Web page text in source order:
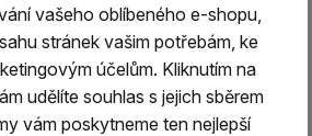
vašeho oblíbeného e-shopu,
stránek vašim potřebám, ke
účelům. Kliknutím na
udělíte souhlas s jejich sběrem
vám poskytneme ten nejlepší